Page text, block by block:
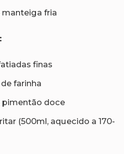
manteiga fria
finas
farinha
pimentão doce
(500ml, aquecido a 170-